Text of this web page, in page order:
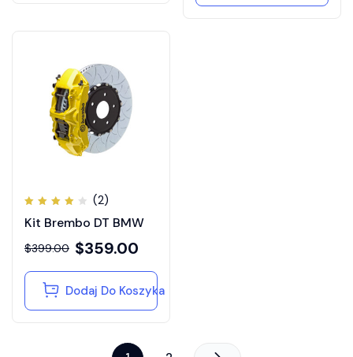
4.00
(2)
Kit Brembo DT BMW
$399.00 $359.00
Dodaj Do Koszyka